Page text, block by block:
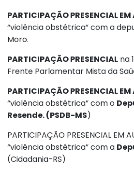
PARTICIPAÇÃO PRESENCIAL
“violência obstétrica” com a
Moro.
PARTICIPAÇÃO PRESENCIAL na
Frente Parlamentar Mista da
PARTICIPAÇÃO PRESENCIAL
“violência obstétrica” com o
Resende. (PSDB-MS)
PARTICIPAÇÃO PRESENCIAL EM
“violência obstétrica” com a
(Cidadania-RS)